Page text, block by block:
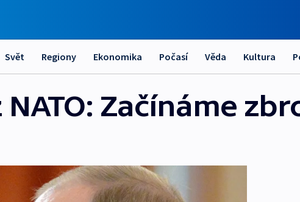
Svět Regiony Ekonomika Počasí Věda Kultura
Začínáme